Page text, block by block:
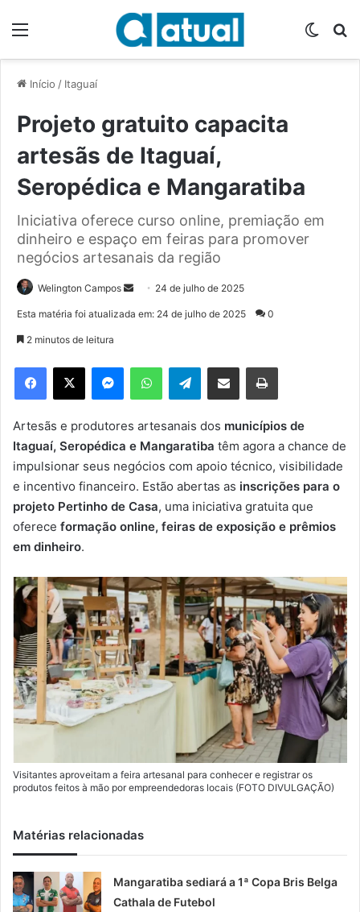
Início / Itaguaí
Projeto gratuito capacita
artesãs de Itaguaí,
Seropédica e Mangaratiba
Iniciativa oferece curso online, premiação em
dinheiro e espaço em feiras para promover
negócios artesanais da região
Welington Campos
e
m
e
-
m
i
l
24 de julho de 2025
Esta matéria foi atualizada em: 24 de julho de 2025 0
2 minutos de leitura
Telegram
Artesãs e produtores artesanais dos municípios de
Itaguaí, Seropédica e Mangaratiba têm agora a chance de
impulsionar seus negócios com apoio técnico, visibilidade
e incentivo financeiro. Estão abertas as inscrições para o
projeto Pertinho de Casa, uma iniciativa gratuita que
oferece formação online, feiras de exposição e prêmios
em dinheiro.
Visitantes aproveitam a feira artesanal para conhecer e registrar os
produtos feitos à mão por empreendedoras locais (FOTO DIVULGAÇÃO)
Matérias relacionadas
Mangaratiba sediará a 1ª Copa Bris Belga
Cathala de Futebol